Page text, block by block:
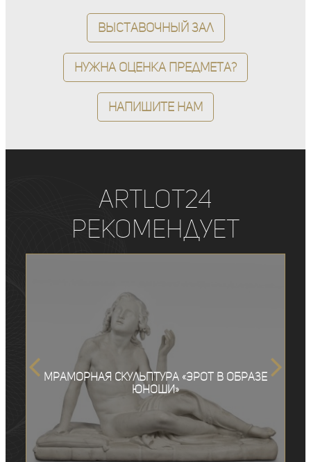
Выставочный зал
Нужна оценка предмета?
Напишите нам
ArtLot24
рекомендует
Мраморная скульптура «Эрот в образе
юноши»